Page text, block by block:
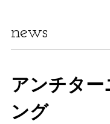
news
アンチター
ング